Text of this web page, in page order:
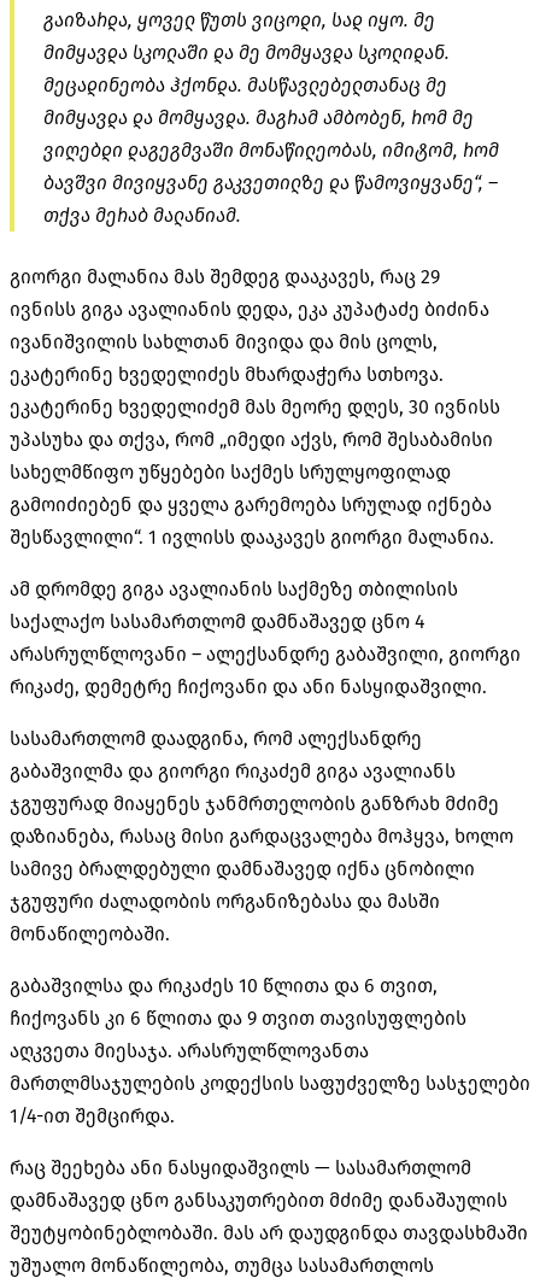
გაიზარდა, ყოველ წუთს ვიცოდი, სად იყო. მე
მიმყავდა სკოლაში და მე მომყავდა სკოლიდან.
მეცადინეობა ჰქონდა. მასწავლებელთანაც მე
მიმყავდა და მომყავდა. მაგრამ ამბობენ, რომ მე
ვიღებდი დაგეგმვაში მონაწილეობას, იმიტომ, რომ
ბავშვი მივიყვანე გაკვეთილზე და წამოვიყვანე“, –
თქვა მერაბ მალანიამ.
გიორგი მალანია მას შემდეგ დააკავეს, რაც 29
ივნისს გიგა ავალიანის დედა, ეკა კუპატაძე ბიძინა
ივანიშვილის სახლთან მივიდა და მის ცოლს,
ეკატერინე ხვედელიძეს მხარდაჭერა სთხოვა.
ეკატერინე ხვედელიძემ მას მეორე დღეს, 30 ივნისს
უპასუხა და თქვა, რომ „იმედი აქვს, რომ შესაბამისი
სახელმწიფო უწყებები საქმეს სრულყოფილად
გამოიძიებენ და ყველა გარემოება სრულად იქნება
შესწავლილი“. 1 ივლისს დააკავეს გიორგი მალანია.
ამ დრომდე გიგა ავალიანის საქმეზე თბილისის
საქალაქო სასამართლომ დამნაშავედ ცნო 4
არასრულწლოვანი – ალექსანდრე გაბაშვილი, გიორგი
რიკაძე, დემეტრე ჩიქოვანი და ანი ნასყიდაშვილი.
სასამართლომ დაადგინა, რომ ალექსანდრე
გაბაშვილმა და გიორგი რიკაძემ გიგა ავალიანს
ჯგუფურად მიაყენეს ჯანმრთელობის განზრახ მძიმე
დაზიანება, რასაც მისი გარდაცვალება მოჰყვა, ხოლო
სამივე ბრალდებული დამნაშავედ იქნა ცნობილი
ჯგუფური ძალადობის ორგანიზებასა და მასში
მონაწილეობაში.
გაბაშვილსა და რიკაძეს 10 წლითა და 6 თვით,
ჩიქოვანს კი 6 წლითა და 9 თვით თავისუფლების
აღკვეთა მიესაჯა. არასრულწლოვანთა
მართლმსაჯულების კოდექსის საფუძველზე სასჯელები
1/4-ით შემცირდა.
რაც შეეხება ანი ნასყიდაშვილს — სასამართლომ
დამნაშავედ ცნო განსაკუთრებით მძიმე დანაშაულის
შეუტყობინებლობაში. მას არ დაუდგინდა თავდასხმაში
უშუალო მონაწილეობა, თუმცა სასამართლოს